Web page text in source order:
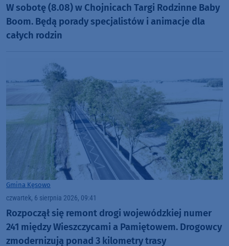
W sobotę (8.08) w Chojnicach Targi Rodzinne Baby
Boom. Będą porady specjalistów i animacje dla
całych rodzin
Gmina Kęsowo
czwartek, 6 sierpnia 2026, 09:41
Rozpoczął się remont drogi wojewódzkiej numer
241 między Wieszczycami a Pamiętowem. Drogowcy
zmodernizują ponad 3 kilometry trasy